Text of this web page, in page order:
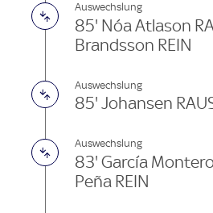
Auswechslung
85' Nóa Atlason
Brandsson REIN
Auswechslung
85' Johansen
Auswechslung
83' García
Peña REIN